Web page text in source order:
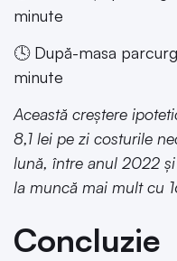
minute
🕓 După-masa
minute
Această creștere
8,1 lei pe zi costurile
lună, între anul 2022
la muncă mai mult cu
Concluzie